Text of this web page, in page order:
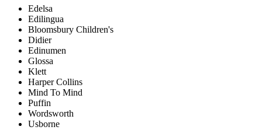
Edelsa
Edilingua
Bloomsbury Children's
Didier
Edinumen
Glossa
Klett
Harper Collins
Mind To Mind
Puffin
Wordsworth
Usborne